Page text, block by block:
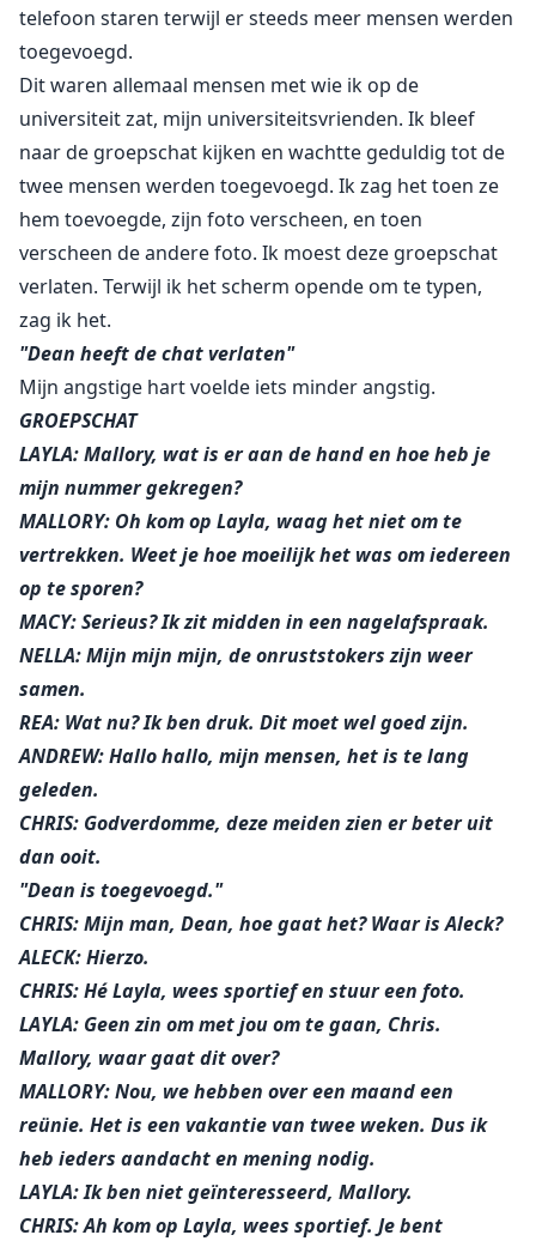
en haar zag, zo mooi, wist ik dat het ofwel onze kant
op zou gaan of dat ze zou wegrennen. We werden
verliefd op haar toen we achttien waren, zij was
zeventien en verboden terrein, ze zag ons als broers,
dus we wachtten. Toen ze verdween, lieten we haar
gaan, ze dacht dat we geen idee hadden waar ze was,
ze had het absoluut mis. We volgden elke beweging
van haar en wisten hoe we haar konden laten
toegeven aan onze wensen.
Aleck's POV: Kleine Layla was zo verdomd mooi
geworden, Dean en ik besloten dat ze van ons zou zijn.
Ze liep rond op het eiland, zich niet bewust van wat
haar te wachten stond. Op de een of andere manier
zou onze beste vriendin onder ons in ons bed eindigen
en ze zou er zelf om vragen ook.
telefoon staren terwijl er steeds meer mensen werden
toegevoegd.
Dit waren allemaal mensen met wie ik op de
universiteit zat, mijn universiteitsvrienden. Ik bleef
naar de groepschat kijken en wachtte geduldig tot de
twee mensen werden toegevoegd. Ik zag het toen ze
hem toevoegde, zijn foto verscheen, en toen
verscheen de andere foto. Ik moest deze groepschat
verlaten. Terwijl ik het scherm opende om te typen,
zag ik het.
"Dean heeft de chat verlaten"
Mijn angstige hart voelde iets minder angstig.
GROEPSCHAT
LAYLA: Mallory, wat is er aan de hand en hoe heb je
mijn nummer gekregen?
MALLORY: Oh kom op Layla, waag het niet om te
vertrekken. Weet je hoe moeilijk het was om iedereen
op te sporen?
MACY: Serieus? Ik zit midden in een nagelafspraak.
NELLA: Mijn mijn mijn, de onruststokers zijn weer
samen.
REA: Wat nu? Ik ben druk. Dit moet wel goed zijn.
ANDREW: Hallo hallo, mijn mensen, het is te lang
geleden.
CHRIS: Godverdomme, deze meiden zien er beter uit
dan ooit.
"Dean is toegevoegd."
CHRIS: Mijn man, Dean, hoe gaat het? Waar is Aleck?
ALECK: Hierzo.
CHRIS: Hé Layla, wees sportief en stuur een foto.
LAYLA: Geen zin om met jou om te gaan, Chris.
Mallory, waar gaat dit over?
MALLORY: Nou, we hebben over een maand een
reünie. Het is een vakantie van twee weken. Dus ik
heb ieders aandacht en mening nodig.
LAYLA: Ik ben niet geïnteresseerd, Mallory.
CHRIS: Ah kom op Layla, wees sportief. Je bent